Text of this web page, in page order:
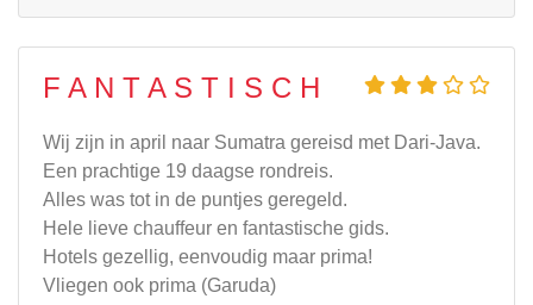
F A N T A S T I S C H
Wij zijn in april naar Sumatra gereisd met Dari-Java.
Een prachtige 19 daagse rondreis.
Alles was tot in de puntjes geregeld.
Hele lieve chauffeur en fantastische gids.
Hotels gezellig, eenvoudig maar prima!
Vliegen ook prima (Garuda)